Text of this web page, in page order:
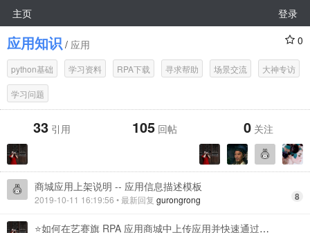
主页 登录
应用知识 / 应用 0
python基础 学习资料 RPA下载 寻求帮助 场景交流 大神专访
学习问题
33 引用 105 回帖 0 关注
商城应用上架说明 -- 应用信息描述模板
2019-10-11 16:19:56 • 最新回复 gurongrong 8
⭐️如何在艺赛旗 RPA 应用商城中上传应用并快速通过审核⭐️